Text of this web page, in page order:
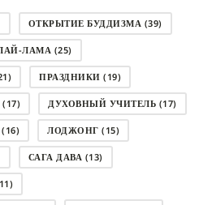
ОТКРЫТИЕ БУДДИЗМА (39)
ЛАМА (25)
ПРАЗДНИКИ (19)
(17) ДУХОВНЫЙ УЧИТЕЛЬ (17)
(16) ЛОДЖОНГ (15)
САГА ДАВА (13)